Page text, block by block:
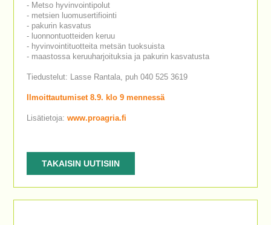
- Metso hyvinvointipolut
- metsien luomusertifiointi
- pakurin kasvatus
- luonnontuotteiden keruu
- hyvinvointituotteita metsän tuoksuista
- maastossa keruuharjoituksia ja pakurin kasvatusta
Tiedustelut: Lasse Rantala, puh 040 525 3619
Ilmoittautumiset 8.9. klo 9 mennessä
Lisätietoja: www.proagria.fi
TAKAISIN UUTISIIN